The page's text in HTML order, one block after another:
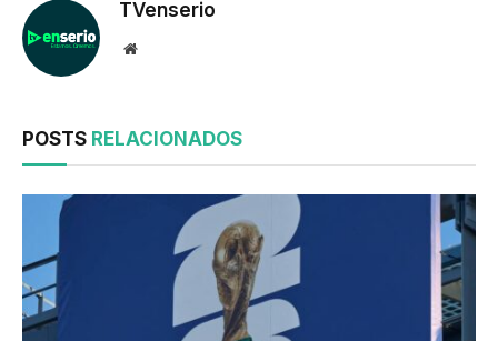
TVenserio
Website
POSTS RELACIONADOS